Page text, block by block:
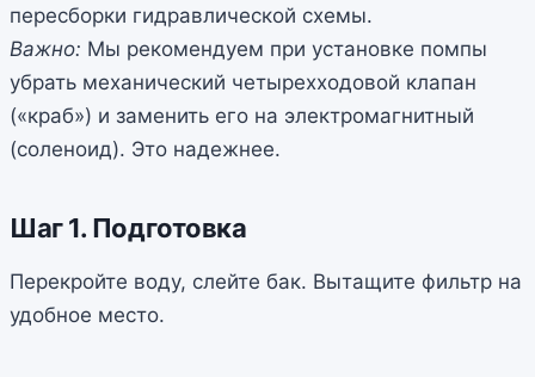
пересборки гидравлической схемы.
Важно: Мы рекомендуем при установке помпы
убрать механический четырехходовой клапан
(«краб») и заменить его на электромагнитный
(соленоид). Это надежнее.
Шаг 1. Подготовка
Перекройте воду, слейте бак. Вытащите фильтр на
удобное место.